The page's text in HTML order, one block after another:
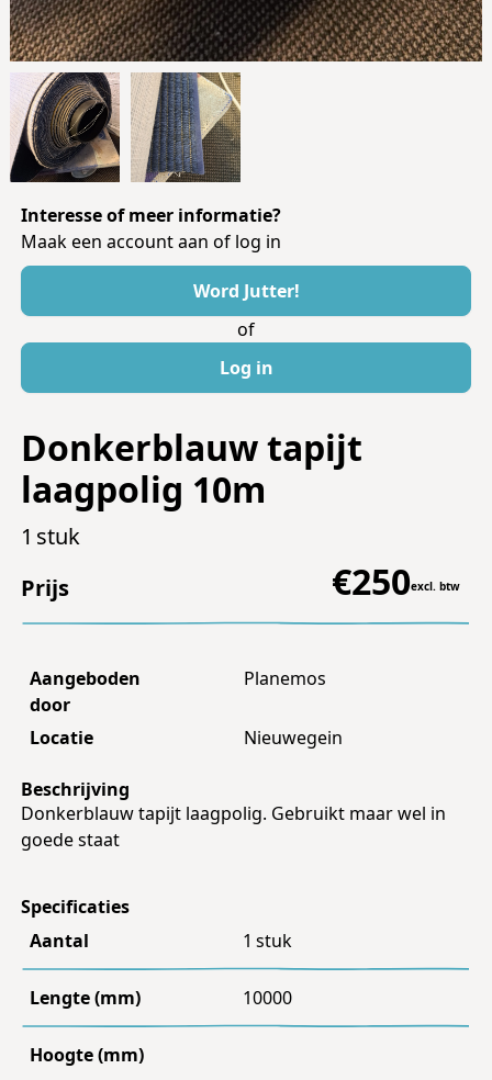
Interesse of meer informatie?
Maak een account aan of log in
Word Jutter!
of
Log in
Donkerblauw tapijt
laagpolig 10m
1 stuk
Prijs
€250excl. btw
Aangeboden
door
Planemos
Locatie Nieuwegein
Beschrijving
Donkerblauw tapijt laagpolig. Gebruikt maar wel in
goede staat
Specificaties
Aantal
1 stuk
Lengte (mm) 10000
Hoogte (mm)